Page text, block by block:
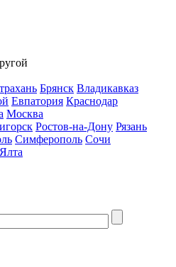
Брянск Владикавказ
Евпатория Краснодар
Москва
Ростов-на-Дону Рязань
Симферополь Сочи
Ялта